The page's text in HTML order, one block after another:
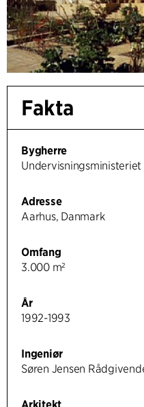
Fakta
Bygherre
Undervisningsministeriet
Adresse
Aarhus, Danmark
Omfang
3.000 m²
År
1992-1993
Ingeniør
Søren Jensen